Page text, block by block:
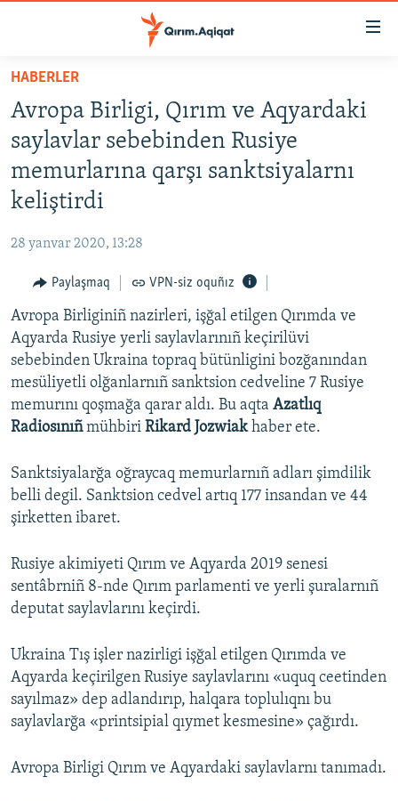
Esas
qaytmaq
Baş
navigatsiyağa
qaytmaq
Qıdıruvğa
SİYASET
İQTİSADİYAT
CEMİYET
İNSAN AQLARI
VİDEO
SÜRET
BLOGLAR
FİKİR
Русский
Українською
QOŞULIÑIZ!
RFE/RS bütün saytları
HABERLER
Avropa Birligi, Qırım ve Aqyardaki
saylavlar sebebinden Rusiye
memurlarına qarşı sanktsiyalarnı
keliştirdi
28 yanvar 2020, 13:28
Paylaşmaq VPN-siz oquñız
Avropa Birliginiñ nazirleri, işğal etilgen Qırımda ve
Aqyarda Rusiye yerli saylavlarınıñ keçirilüvi
sebebinden Ukraina topraq bütünligini bozğanından
mesüliyetli olğanlarnıñ sanktsion cedveline 7 Rusiye
memurını qoşmağa qarar aldı. Bu aqta Azatlıq
Radiosınıñmühbiri Rikard Jozwiakhaber ete.
Sanktsiyalarğa oğraycaq memurlarnıñ adları şimdilik
belli degil. Sanktsion cedvel artıq 177 insandan ve 44
şirketten ibaret.
Rusiye akimiyeti Qırım ve Aqyarda 2019 senesi
sentâbrniñ 8-nde Qırım parlamenti ve yerli şuralarnıñ
deputat saylavlarını keçirdi.
Ukraina Tış işler nazirligi işğal etilgen Qırımda ve
Aqyarda keçirilgen Rusiye saylavlarını «uquq ceetinden
sayılmaz» dep adlandırıp, halqara toplulıqnı bu
saylavlarğa «printsipial qıymet kesmesine» çağırdı.
Avropa Birligi Qırım ve Aqyardaki saylavlarnı tanımadı.